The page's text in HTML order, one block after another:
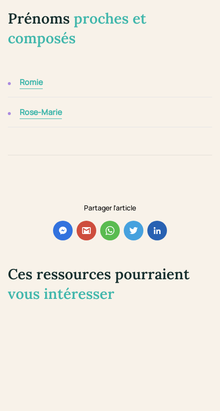
Partager l'article
Prénoms proches et
composés
Romie
Rose-Marie
Ces ressources pourraient
vous intéresser